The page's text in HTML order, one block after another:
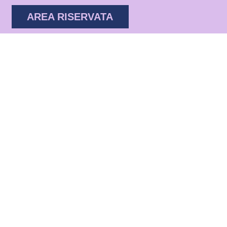
AREA RISERVATA